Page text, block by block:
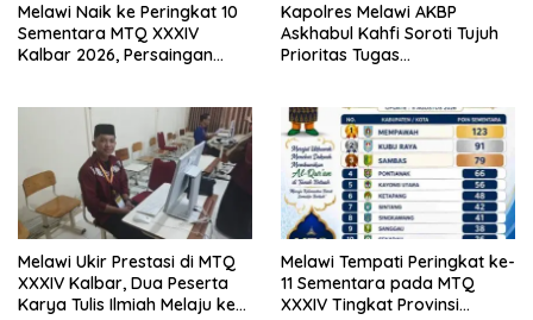
Melawi Naik ke Peringkat 10
Sementara MTQ XXXIV
Kalbar 2026, Persaingan
Kapolres Melawi AKBP
Askhabul Kahfi Soroti Tujuh
Prioritas Tugas
Melawi Ukir Prestasi di MTQ
XXXIV Kalbar, Dua Peserta
Karya Tulis Ilmiah Melaju ke
Melawi Tempati Peringkat ke-
11 Sementara pada MTQ
XXXIV Tingkat Provinsi